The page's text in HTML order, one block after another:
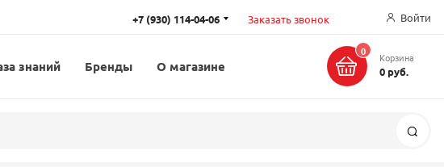
+7 (930) 114-04-06 Заказать звонок Войти
знаний Бренды О магазине
0 Корзина
0 руб.